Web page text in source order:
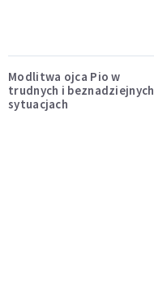
Modlitwa ojca Pio w
trudnych i beznadziejnych
sytuacjach